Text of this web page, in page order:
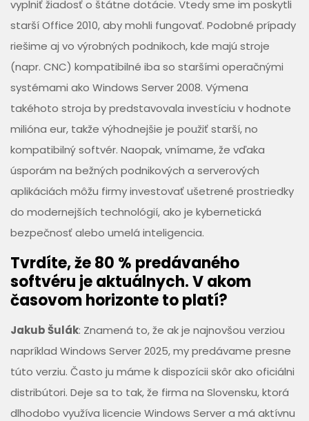
vyplniť žiadosť o štátne dotácie. Vtedy sme im poskytli
starší Office 2010, aby mohli fungovať. Podobné prípady
riešime aj vo výrobných podnikoch, kde majú stroje
(napr. CNC) kompatibilné iba so staršími operačnými
systémami ako Windows Server 2008. Výmena
takéhoto stroja by predstavovala investíciu v hodnote
milióna eur, takže výhodnejšie je použiť starší, no
kompatibilný softvér. Naopak, vnímame, že vďaka
úsporám na bežných podnikových a serverových
aplikáciách môžu firmy investovať ušetrené prostriedky
do modernejších technológií, ako je kybernetická
bezpečnosť alebo umelá inteligencia.
Tvrdíte, že 80 % predávaného
softvéru je aktuálnych. V akom
časovom horizonte to platí?
Jakub Šulák: Znamená to, že ak je najnovšou verziou
napríklad Windows Server 2025, my predávame presne
túto verziu. Často ju máme k dispozícii skôr ako oficiálni
distribútori. Deje sa to tak, že firma na Slovensku, ktorá
dlhodobo využíva licencie Windows Server a má aktívnu